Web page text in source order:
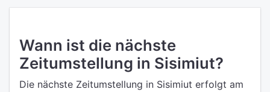
Wann ist die nächste
Zeitumstellung in Sisimiut?
Die nächste Zeitumstellung in Sisimiut erfolgt am